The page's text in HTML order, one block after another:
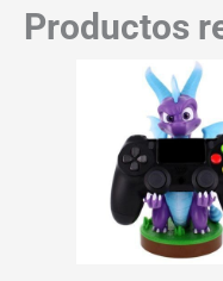
Productos